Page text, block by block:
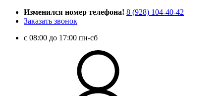
Изменился номер телефона! 8 (928) 104-40-42
Заказать звонок
c 08:00 до 17:00 пн-сб